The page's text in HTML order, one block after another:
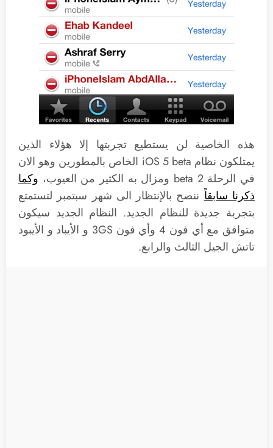
هذه الخاصية لن يستطيع تجربتها إلا هؤلاء الذين
يمتلكون نظام iOS 5 beta الخاص بالمطورين وهو الان
في الرحلة beta 2 ومزال به الكثير من العيوب،
وكما
ذكرنا سابقاًننصح بالإنتظار الى شهر سبتمبر لتستمتع
بتجربة جديدة للنظام الجديد. النظام الجديد سيكون
متوافق مع أي فون 4 وأي فون 3GS و الأيباد و الأيبود
تاتش الجيل الثالث والرابع.